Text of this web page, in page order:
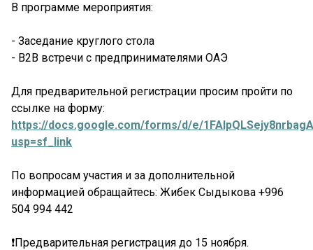
В программе мероприятия:
- Заседание круглого стола
- B2B встречи с предпринимателями ОАЭ
Для предварительной регистрации просим пройти по
ссылке на форму:
https://docs.google.com/forms/d/e/
usp=sf_link
По вопросам участия и за дополнительной
информацией обращайтесь: Жибек Сыдыкова +996
504 994 442
❗Предварительная регистрация до 15 ноября.